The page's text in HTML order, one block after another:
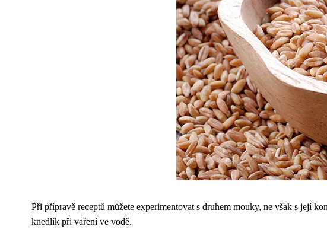
Při přípravě receptů můžete experimentovat s druhem mouky, ne však s její
knedlík při vaření ve vodě.